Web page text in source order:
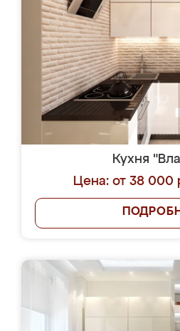
Кухня
Цена: от 38 000